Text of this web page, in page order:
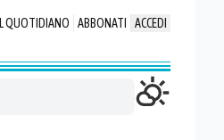
QUOTIDIANO ABBONATI ACCEDI